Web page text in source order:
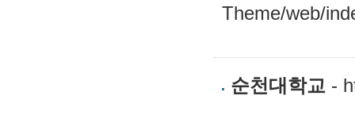
Theme/web/
순천대학교 -